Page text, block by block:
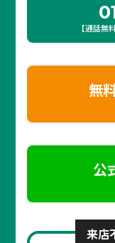
【通話無
無
公
来店